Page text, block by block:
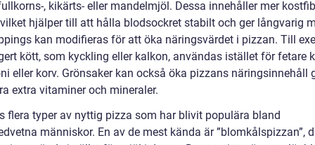
, kikärts- eller mandelmjöl. Dessa innehåller mer
hjälper till att hålla blodsockret stabilt och ger långvarig
kan modifieras för att öka näringsvärdet i pizzan. Till
kött, som kyckling eller kalkon, användas istället för fetare
eller korv. Grönsaker kan också öka pizzans näringsinnehåll
extra vitaminer och mineraler.
flera typer av nyttig pizza som har blivit populära bland
människor. En av de mest kända är ”blomkålspizzan”,